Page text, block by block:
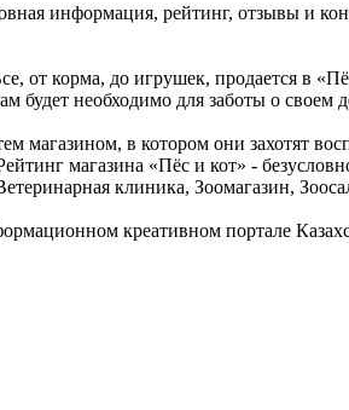
информация, рейтинг, отзывы и
от корма, до игрушек, продается в
будет необходимо для заботы о своем
магазином, в котором они захотят
магазина «Пёс и кот» -
клиника, Зоомагазин,
креативном портале